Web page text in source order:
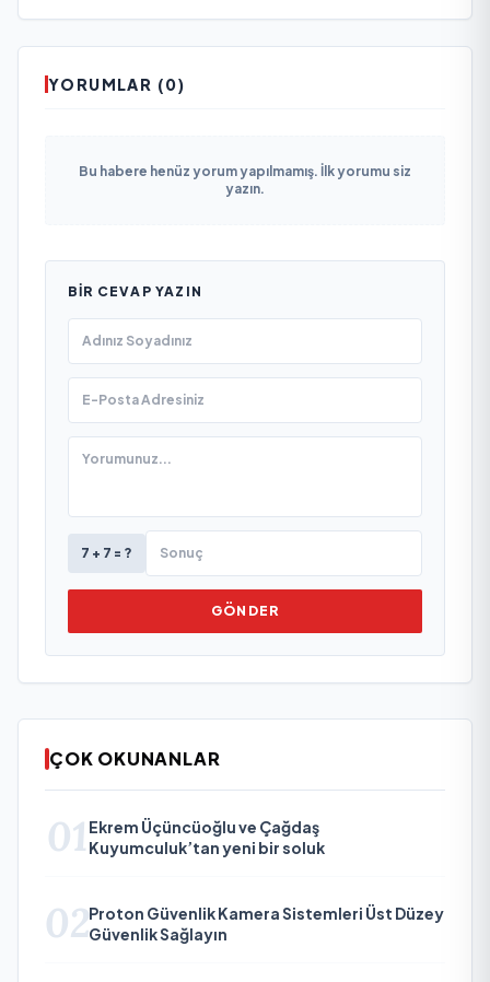
YORUMLAR (0)
Bu habere henüz yorum yapılmamış. İlk yorumu siz
yazın.
BIR CEVAP YAZIN
7 + 7 = ?
GÖNDER
ÇOK OKUNANLAR
01 Ekrem Üçüncüoğlu ve Çağdaş
Kuyumculuk’tan yeni bir soluk
02Proton Güvenlik Kamera Sistemleri Üst Düzey
Güvenlik Sağlayın